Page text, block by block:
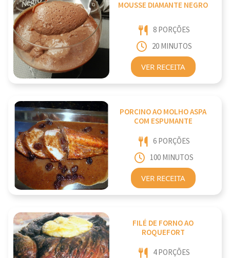
MOUSSE DIAMANTE NEGRO
8 PORÇÕES
20 MINUTOS
VER RECEITA
PORCINO AO MOLHO ASPA
COM ESPUMANTE
6 PORÇÕES
100 MINUTOS
VER RECEITA
FILÉ DE FORNO AO
ROQUEFORT
4 PORÇÕES